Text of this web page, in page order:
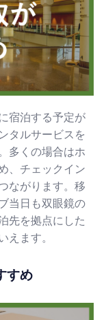
宿泊する予定が
タルサービスを
多くの場合はホ
、チェックイン
ながります。移
当日も双眼鏡の
先を拠点にした
えます。
すめ